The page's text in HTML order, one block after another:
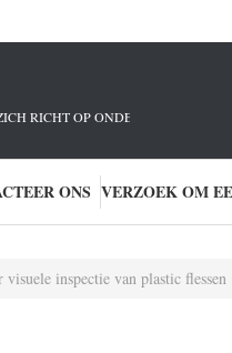
RICHT OP ONDERZOEK EN
ONS
inspectie van plastic flessen